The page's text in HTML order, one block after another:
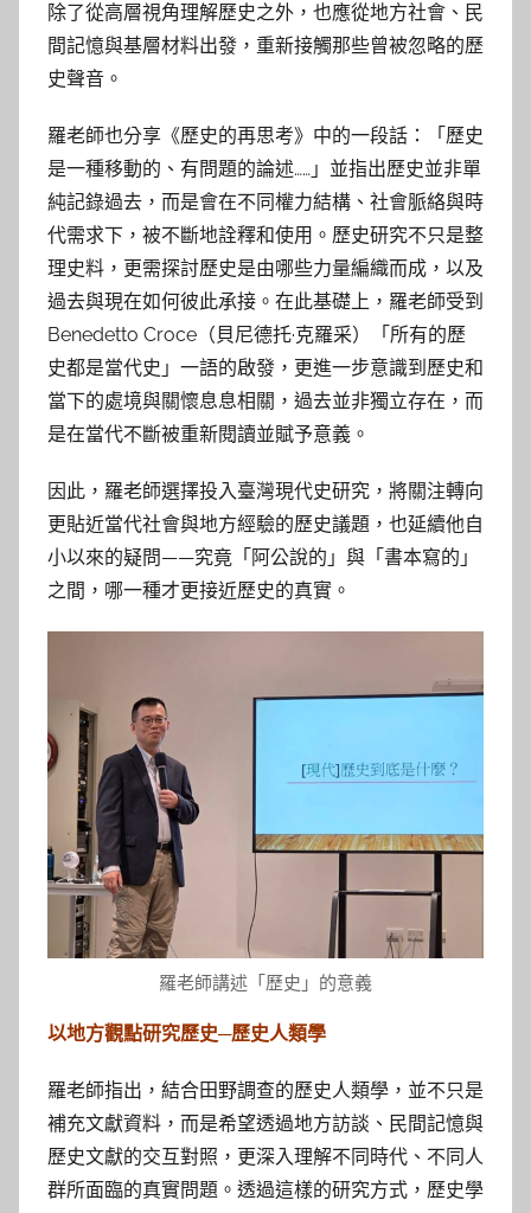
除了從高層視角理解歷史之外，也應從地方社會、民
間記憶與基層材料出發，重新接觸那些曾被忽略的歷
史聲音。
羅老師也分享《歷史的再思考》中的一段話：「歷史
是一種移動的、有問題的論述……」並指出歷史並非單
純記錄過去，而是會在不同權力結構、社會脈絡與時
代需求下，被不斷地詮釋和使用。歷史研究不只是整
理史料，更需探討歷史是由哪些力量編織而成，以及
過去與現在如何彼此承接。在此基礎上，羅老師受到
Benedetto Croce（貝尼德托·克羅采）「所有的歷
史都是當代史」一語的啟發，更進一步意識到歷史和
當下的處境與關懷息息相關，過去並非獨立存在，而
是在當代不斷被重新閱讀並賦予意義。
因此，羅老師選擇投入臺灣現代史研究，將關注轉向
更貼近當代社會與地方經驗的歷史議題，也延續他自
小以來的疑問——究竟「阿公說的」與「書本寫的」
之間，哪一種才更接近歷史的真實。
羅老師講述「歷史」的意義
以地方觀點研究歷史─歷史人類學
羅老師指出，結合田野調查的歷史人類學，並不只是
補充文獻資料，而是希望透過地方訪談、民間記憶與
歷史文獻的交互對照，更深入理解不同時代、不同人
群所面臨的真實問題。透過這樣的研究方式，歷史學